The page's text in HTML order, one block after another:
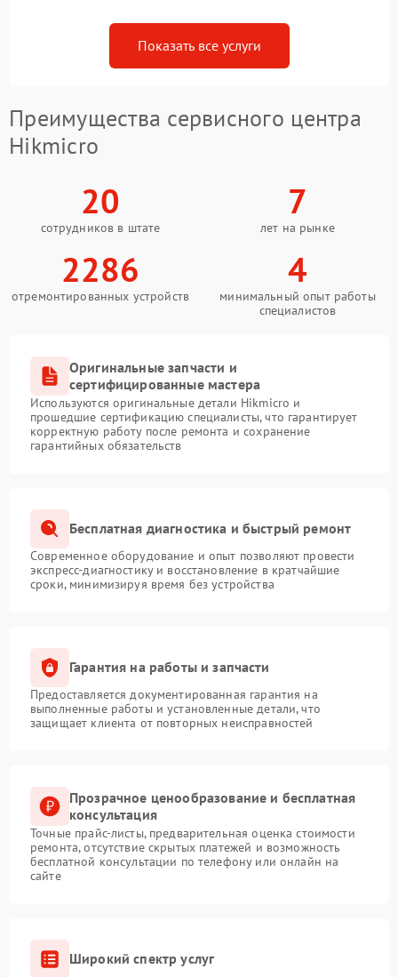
Показать все услуги
Преимущества сервисного центра
Hikmicro
20
сотрудников в штате
7
лет на рынке
2286
отремонтированных устройств
4
минимальный опыт работы
специалистов
Оригинальные запчасти и
сертифицированные мастера
Используются оригинальные детали Hikmicro и
прошедшие сертификацию специалисты, что гарантирует
корректную работу после ремонта и сохранение
гарантийных обязательств
Бесплатная диагностика и быстрый ремонт
Современное оборудование и опыт позволяют провести
экспресс-диагностику и восстановление в кратчайшие
сроки, минимизируя время без устройства
Гарантия на работы и запчасти
Предоставляется документированная гарантия на
выполненные работы и установленные детали, что
защищает клиента от повторных неисправностей
Прозрачное ценообразование и бесплатная
консультация
Точные прайс-листы, предварительная оценка стоимости
ремонта, отсутствие скрытых платежей и возможность
бесплатной консультации по телефону или онлайн на
сайте
Широкий спектр услуг